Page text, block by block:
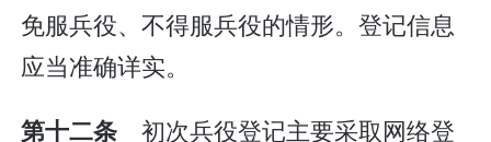
免服兵役、不得服兵役的情形。登记信息
应当准确详实。
第十二条初次兵役登记主要采取网络登